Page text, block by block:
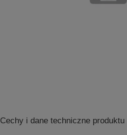
Cechy i dane techniczne